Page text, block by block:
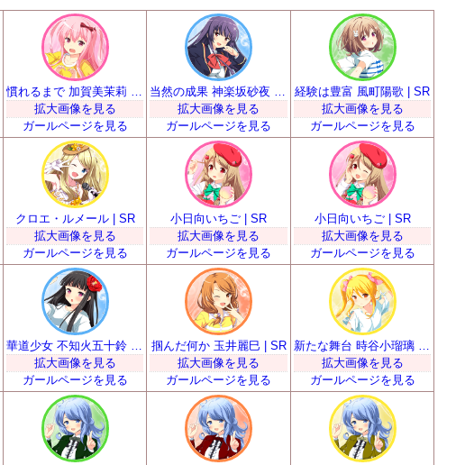
慣れるまで 加賀美茉莉 | SR
拡大画像を見る
ガールページを見る
当然の成果 神楽坂砂夜 | SR
拡大画像を見る
ガールページを見る
経験は豊富 風町陽歌 | SR
拡大画像を見る
ガールページを見る
クロエ・ルメール | SR
拡大画像を見る
ガールページを見る
小日向いちご | SR
拡大画像を見る
ガールページを見る
小日向いちご | SR
拡大画像を見る
ガールページを見る
華道少女 不知火五十鈴 | SR
拡大画像を見る
ガールページを見る
掴んだ何か 玉井麗巳 | SR
拡大画像を見る
ガールページを見る
新たな舞台 時谷小瑠璃 | SR
拡大画像を見る
ガールページを見る